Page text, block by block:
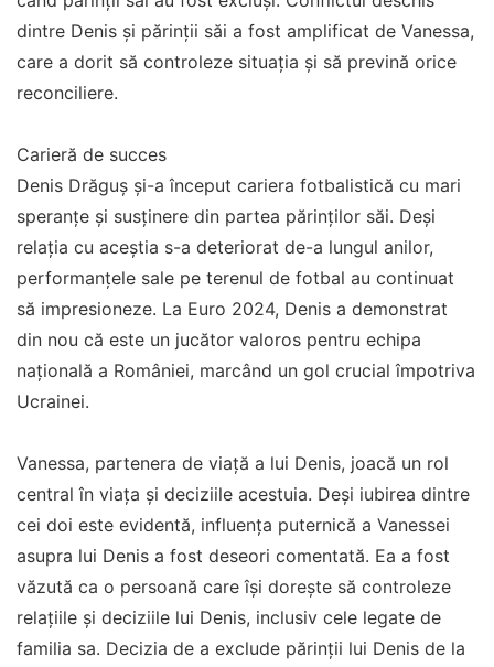
dintre Denis și părinții săi a fost amplificat de Vanessa,
care a dorit să controleze situația și să prevină orice
reconciliere.
Carieră de succes
Denis Drăguș și-a început cariera fotbalistică cu mari
speranțe și susținere din partea părinților săi. Deși
relația cu aceștia s-a deteriorat de-a lungul anilor,
performanțele sale pe terenul de fotbal au continuat
să impresioneze. La Euro 2024, Denis a demonstrat
din nou că este un jucător valoros pentru echipa
națională a României, marcând un gol crucial împotriva
Ucrainei.
Vanessa, partenera de viață a lui Denis, joacă un rol
central în viața și deciziile acestuia. Deși iubirea dintre
cei doi este evidentă, influența puternică a Vanessei
asupra lui Denis a fost deseori comentată. Ea a fost
văzută ca o persoană care își dorește să controleze
relațiile și deciziile lui Denis, inclusiv cele legate de
familia sa. Decizia de a exclude părinții lui Denis de la